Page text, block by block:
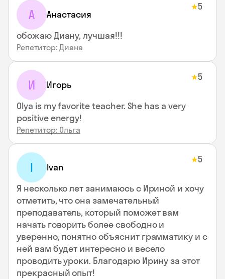
А Анастасия
★5
обожаю Диану, лучшая!!!
Репетитор: Диана
И Игорь
★5
Olya is my favorite teacher. She has a very
positive energy!
Репетитор: Ольга
I Ivan
★5
Я несколько лет занимаюсь с Ириной и хочу
отметить, что она замечательный
преподаватель, который поможет вам
начать говорить более свободно и
уверенно, понятно объяснит грамматику и с
ней вам будет интересно и весело
проводить уроки. Благодарю Ирину за этот
прекрасный опыт!